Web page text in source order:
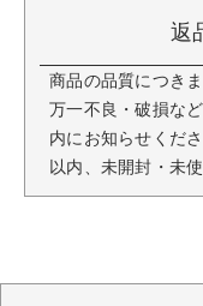
返
商品の品質につき
万一不良・破損な
内にお知らせくだ
以内、未開封・未